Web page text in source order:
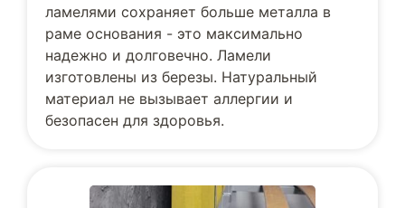
ламелями сохраняет больше металла в
раме основания - это максимально
надежно и долговечно. Ламели
изготовлены из березы. Натуральный
материал не вызывает аллергии и
безопасен для здоровья.